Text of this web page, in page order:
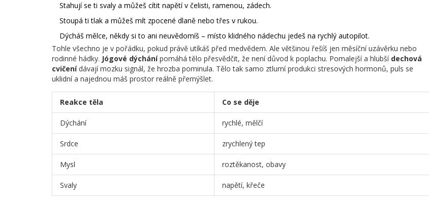
Stahují se ti svaly a můžeš cítit napětí v čelisti, ramenou, zádech.
Stoupá ti tlak a můžeš mít zpocené dlaně nebo třes v rukou.
Dýcháš mělce, někdy si to ani neuvědomíš – místo klidného nádechu jedeš na rychlý autopilot.
Tohle všechno je v pořádku, pokud právě utíkáš před medvědem. Ale většinou řešíš jen měsíční uzávěrku nebo
rodinné hádky. Jógové dýchánípomáhá tělo přesvědčit, že není důvod k poplachu. Pomalejší a hlubší dechová
cvičenídávají mozku signál, že hrozba pominula. Tělo tak samo ztlumí produkci stresových hormonů, puls se
uklidní a najednou máš prostor reálně přemýšlet.
Reakce těla Co se děje
Dýchání rychlé, mělčí
Srdce zrychlený tep
Mysl roztěkanost, obavy
Svaly napětí, křeče